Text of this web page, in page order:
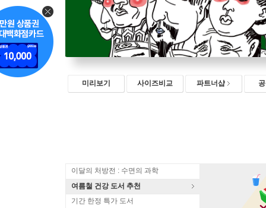
미리보기 사이즈비교 파트너샵
이달의 처방전 : 수면의 과학
여름철 건강 도서 추천
기간 한정 특가 도서